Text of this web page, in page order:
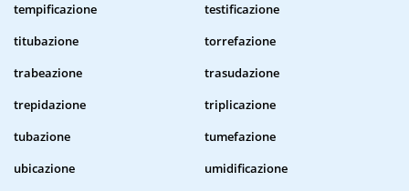
tempificazione
testificazione
titubazione
torrefazione
trabeazione
trasudazione
trepidazione
triplicazione
tubazione
tumefazione
ubicazione
umidificazione